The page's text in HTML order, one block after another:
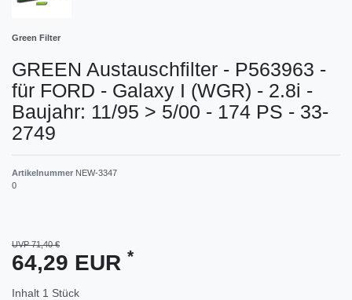
Green Filter
GREEN Austauschfilter - P563963 -
für FORD - Galaxy I (WGR) - 2.8i -
Baujahr: 11/95 > 5/00 - 174 PS - 33-
2749
Artikelnummer NEW-3347
0
UVP 71,40 €
64,29 EUR *
Inhalt 1 Stück